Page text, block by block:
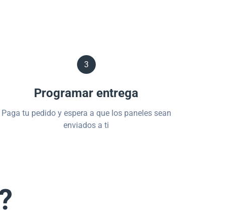
3
Programar entrega
Paga tu pedido y espera a que los paneles sean
enviados a ti